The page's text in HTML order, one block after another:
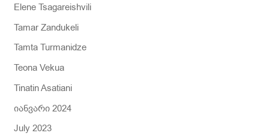
Elene Tsagareishvili
Tamar Zandukeli
Tamta Turmanidze
Teona Vekua
Tinatin Asatiani
იანვარი 2024
July 2023